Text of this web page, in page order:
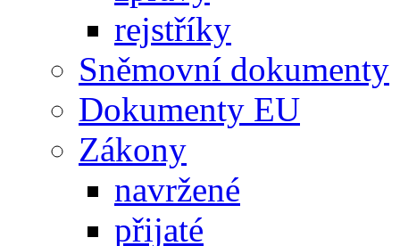
rejstříky
Sněmovní dokumenty
Dokumenty EU
Zákony
navržené
přijaté